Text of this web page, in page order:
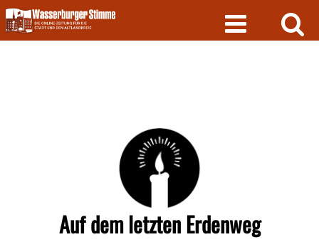
Skip
to
content
Auf dem letzten Erdenweg